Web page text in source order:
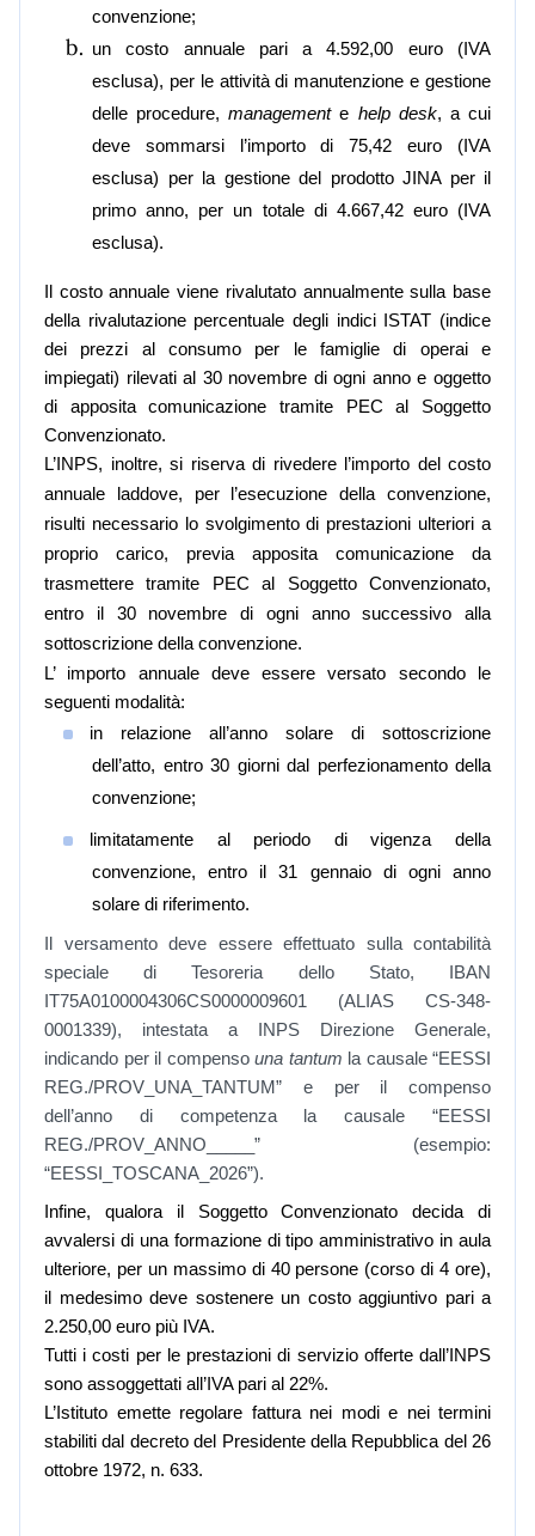
convenzione;
un costo annuale pari a 4.592,00 euro (IVA
esclusa), per le attività di manutenzione e gestione
delle procedure, management e help desk, a cui
deve sommarsi l’importo di 75,42 euro (IVA
esclusa) per la gestione del prodotto JINA per il
primo anno, per un totale di 4.667,42 euro (IVA
esclusa).
Il costo annuale viene rivalutato annualmente sulla base
della rivalutazione percentuale degli indici ISTAT (indice
dei prezzi al consumo per le famiglie di operai e
impiegati) rilevati al 30 novembre di ogni anno e oggetto
di apposita comunicazione tramite PEC al Soggetto
Convenzionato.
L’INPS, inoltre, si riserva di rivedere l’importo del costo
annuale laddove, per l’esecuzione della convenzione,
risulti necessario lo svolgimento di prestazioni ulteriori a
proprio carico, previa apposita comunicazione da
trasmettere tramite PEC al Soggetto Convenzionato,
entro il 30 novembre di ogni anno successivo alla
sottoscrizione della convenzione.
L’ importo annuale deve essere versato secondo le
seguenti modalità:
in relazione all’anno solare di sottoscrizione
dell’atto, entro 30 giorni dal perfezionamento della
convenzione;
limitatamente al periodo di vigenza della
convenzione, entro il 31 gennaio di ogni anno
solare di riferimento.
Il versamento deve essere effettuato sulla contabilità
speciale di Tesoreria dello Stato, IBAN
IT75A0100004306CS0000009601 (ALIAS CS-348-
0001339), intestata a INPS Direzione Generale,
indicando per il compenso una tantum la causale “EESSI
REG./PROV_UNA_TANTUM” e per il compenso
dell’anno di competenza la causale “EESSI
REG./PROV_ANNO_____” (esempio:
“EESSI_TOSCANA_2026”).
Infine, qualora
il
Soggetto Convenzionato decida di
avvalersi di una formazione di tipo amministrativo in aula
ulteriore, per un massimo di 40 persone (corso di 4 ore),
il medesimo deve sostenere un costo aggiuntivo pari a
2.250,00 euro più IVA.
Tutti i costi per le prestazioni di servizio offerte dall’INPS
sono assoggettati all’IVA pari al 22%.
L’Istituto emette regolare fattura nei modi e nei termini
stabiliti dal decreto del Presidente della Repubblica del 26
ottobre 1972, n. 633.